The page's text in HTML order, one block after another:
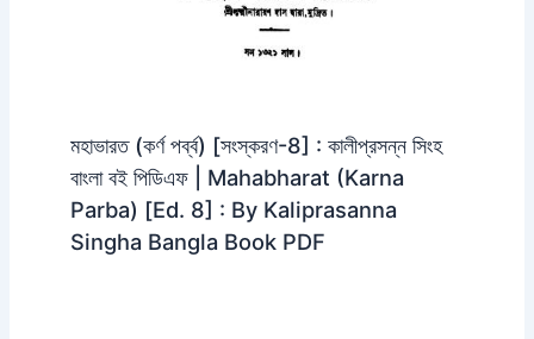
মহাভারত (কর্ণ পর্ব্ব) [সংস্করণ-8] : কালীপ্রসন্ন সিংহ
বাংলা বই পিডিএফ | Mahabharat (Karna
Parba) [Ed. 8] : By Kaliprasanna
Singha Bangla Book PDF